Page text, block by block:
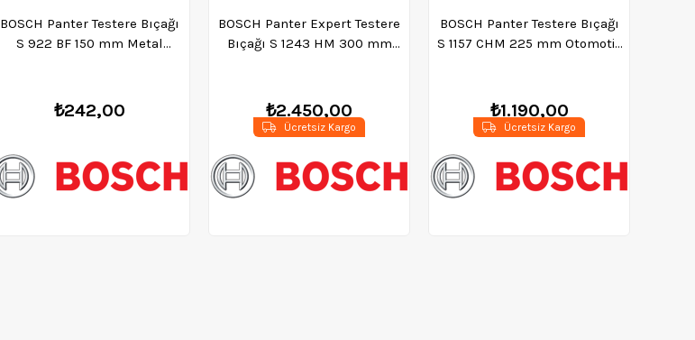
BOSCH Panter Testere Bıçağı
S 922 BF 150 mm Metal
₺242,00
BOSCH Panter Expert Testere
Bıçağı S 1243 HM 300 mm
₺2.450,00
Ücretsiz Kargo
BOSCH Panter Testere Bıçağı
S 1157 CHM 225 mm Otomotiv
₺1.190,00
Ücretsiz Kargo